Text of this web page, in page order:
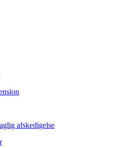
afskedigelse